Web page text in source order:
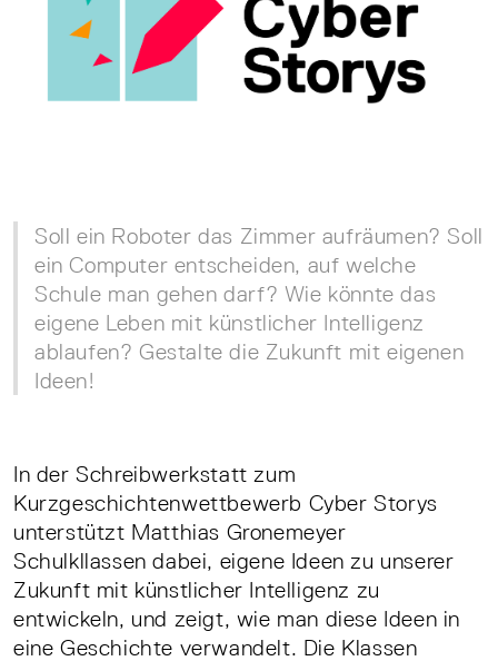
Soll ein Roboter das Zimmer aufräumen? Soll
ein Computer entscheiden, auf welche
Schule man gehen darf? Wie könnte das
eigene Leben mit künstlicher Intelligenz
ablaufen? Gestalte die Zukunft mit eigenen
Ideen!
In der Schreibwerkstatt zum
Kurzgeschichtenwettbewerb Cyber Storys
unterstützt Matthias Gronemeyer
Schulkllassen dabei, eigene Ideen zu unserer
Zukunft mit künstlicher Intelligenz zu
entwickeln, und zeigt, wie man diese Ideen in
eine Geschichte verwandelt. Die Klassen